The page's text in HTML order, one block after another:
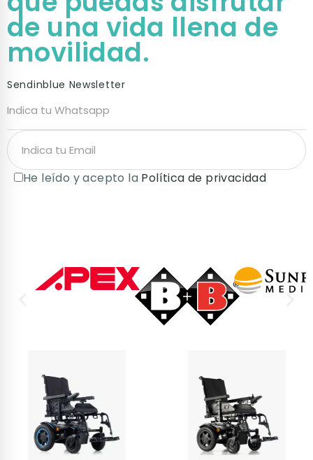
de una vida llena de
movilidad.
Sendinblue Newsletter
He leído y acepto la Política de privacidad